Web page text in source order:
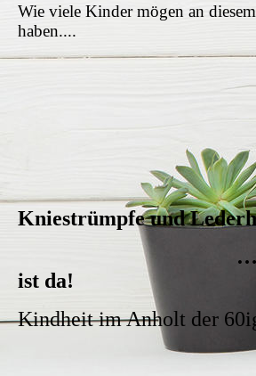
Wie viele Kinder mögen an diesem
haben....
Kniestrümpfe und
… der
ist da!
Kindheit im Anholt der